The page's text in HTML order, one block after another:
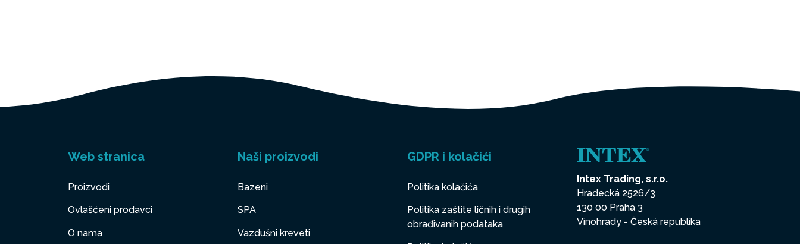
Web stranica
Proizvodi
Ovlašćeni prodavci
O nama
Naši proizvodi
Bazeni
SPA
Vazdušni kreveti
GDPR i kolačići
Politika kolačića
Politika zaštite ličnih i drugih
obrađivanih podataka
Intex Trading, s.r.o.
Hradecká 2526/3
130 00 Praha 3
Vinohrady - Česká republika